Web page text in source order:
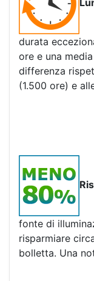
durata
ore e una
differenza
(1.500 ore) e
fonte di
risparmiare
bolletta. Una